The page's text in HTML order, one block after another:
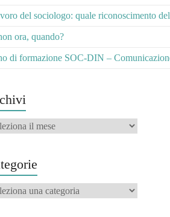
del sociologo: quale riconoscimento
ora, quando?
di formazione SOC-DIN –